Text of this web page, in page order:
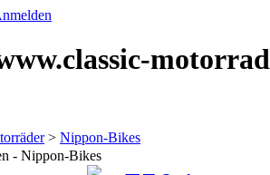
> Nippon-Bikes
- Nippon-Bikes